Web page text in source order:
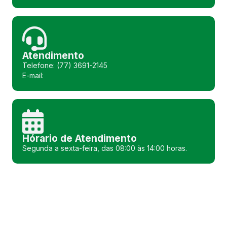
Atendimento
Telefone: (77) 3691-2145
E-mail:
Hórario de Atendimento
Segunda a sexta-feira, das 08:00 às 14:00 horas.